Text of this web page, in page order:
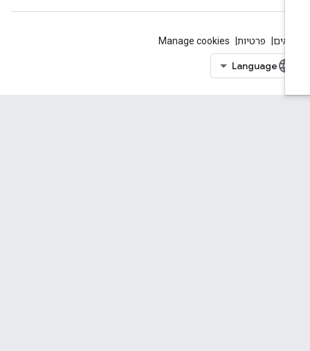
פרטיות Manage cookies